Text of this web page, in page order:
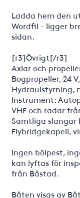
Ladda hem den
Wordfil - ligger
sidan.
[r3]Övrigt[/r3]
Axlar och
Bogpropeller, 24
Hydraulstyrning,
Instrument:
VHF och radar
Samtliga slangar
Flybridgekapell,
Ingen bölpest,
kan lyftas för
från Båstad.
Båten visas av